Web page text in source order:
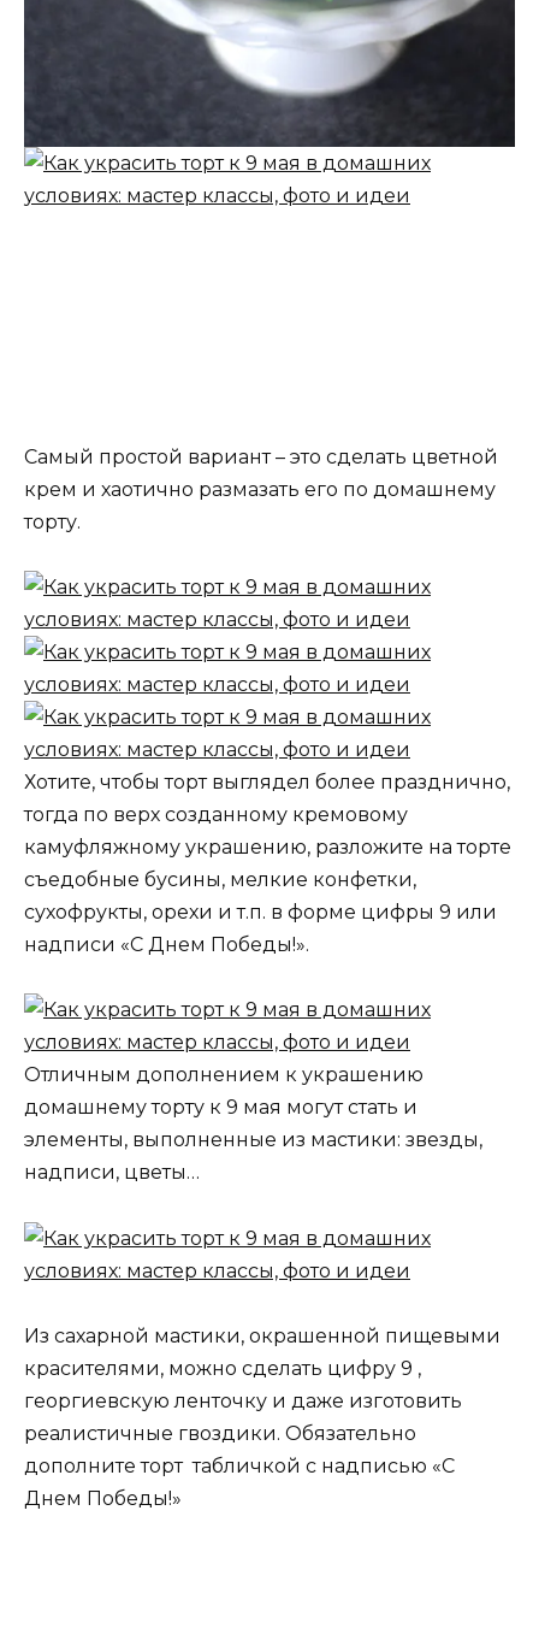
Самый простой вариант – это сделать цветной
крем и хаотично размазать его по домашнему
торту.
Хотите, чтобы торт выглядел более празднично,
тогда по верх созданному кремовому
камуфляжному украшению, разложите на торте
съедобные бусины, мелкие конфетки,
сухофрукты, орехи и т.п. в форме цифры 9 или
надписи «С Днем Победы!».
Отличным дополнением к украшению
домашнему торту к 9 мая могут стать и
элементы, выполненные из мастики: звезды,
надписи, цветы…
Из сахарной мастики, окрашенной пищевыми
красителями, можно сделать цифру 9 ,
георгиевскую ленточку и даже изготовить
реалистичные гвоздики. Обязательно
дополните торт табличкой с надписью «С
Днем Победы!»